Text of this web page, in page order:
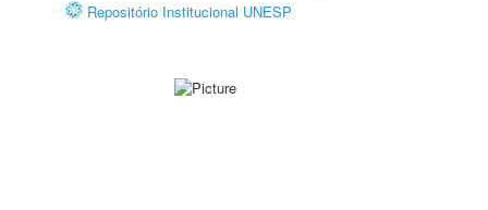
Repositório Institucional UNESP